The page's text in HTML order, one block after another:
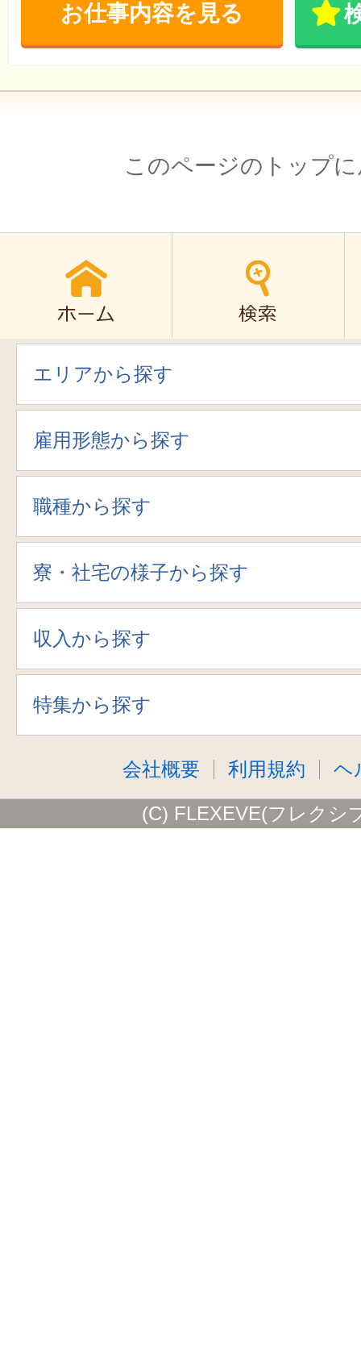
お仕事内容を見る
このページのトップ
エリアから探す
雇用形態から探す
職種から探す
寮・社宅の様子から探す
収入から探す
特集から探す
会社概要 利用規約 ヘ
(C) FLEXEVE(フレクシ